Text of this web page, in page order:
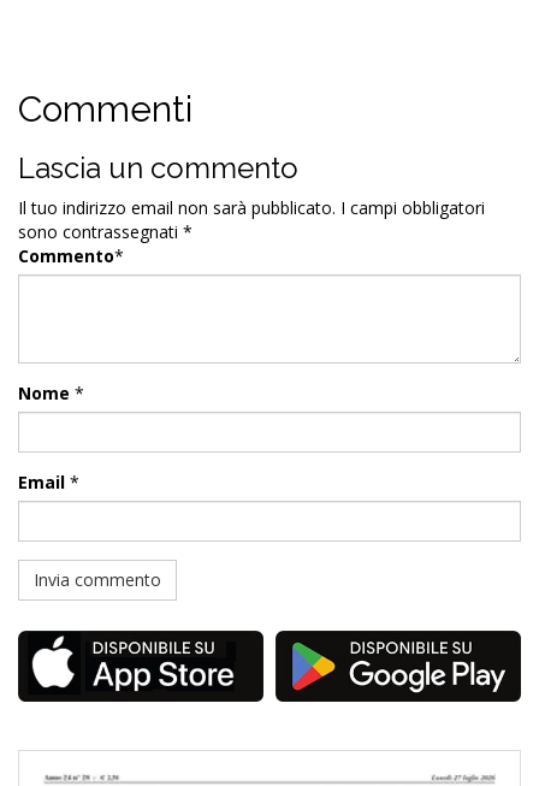
Commenti
Lascia un commento
Il tuo indirizzo email non sarà pubblicato. I campi obbligatori
sono contrassegnati *
Commento*
Nome *
Email *